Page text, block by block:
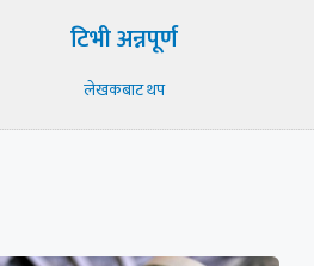
टिभी अन्नपूर्ण
लेखकबाट थप